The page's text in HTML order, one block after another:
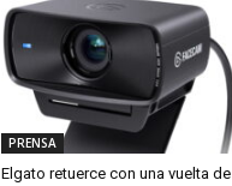
PRENSA
Elgato retuerce con una vuelta de